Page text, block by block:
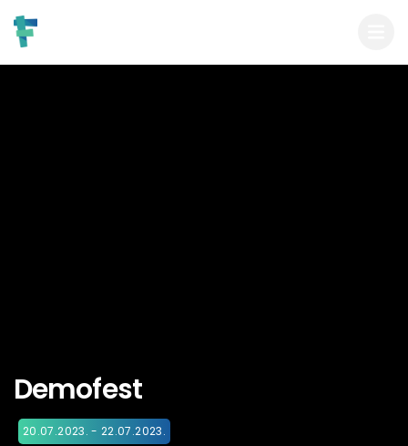
Demofest
20.07.2023. - 22.07.2023.